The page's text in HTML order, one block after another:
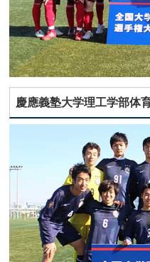
慶應義塾大学理工学部体